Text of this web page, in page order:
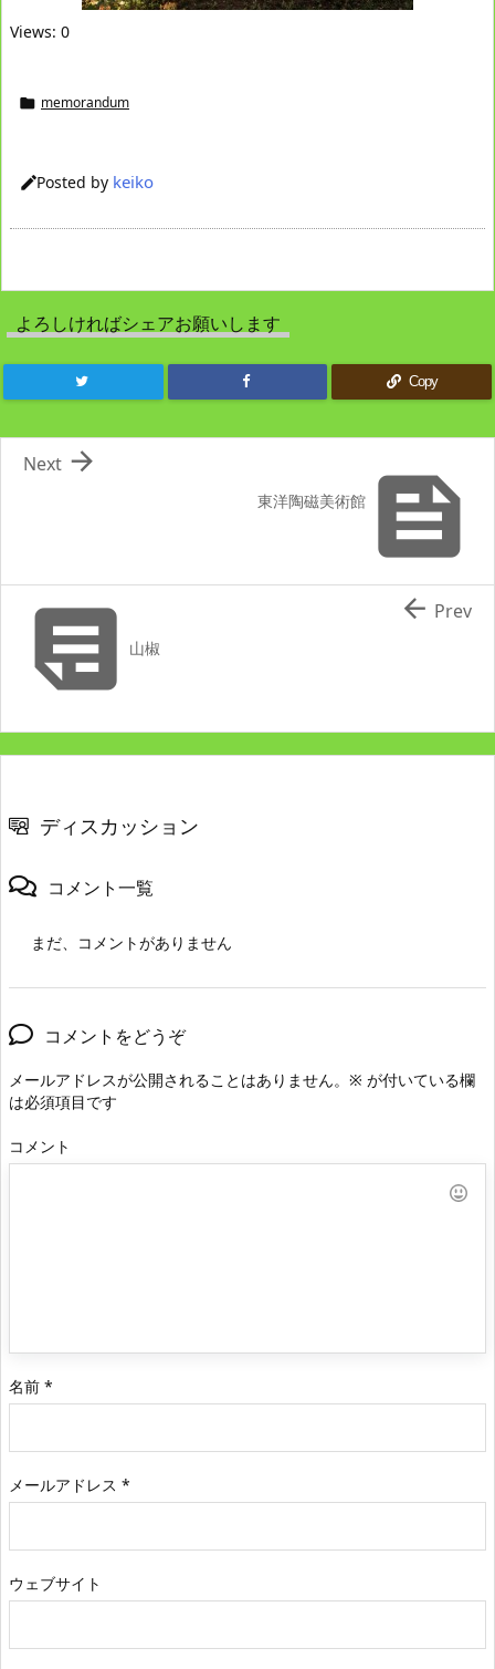
Views: 0
 memorandum
Posted by keiko
よろしければシェアお願いします
Copy

東洋陶磁美術館

Next
山椒
 Prev
ディスカッション
コメント一覧
まだ、コメントがありません
コメントをどうぞ
メールアドレスが公開されることはありません。 ※ が付いている欄
は必須項目です
コメント
名前 *
メールアドレス *
ウェブサイト